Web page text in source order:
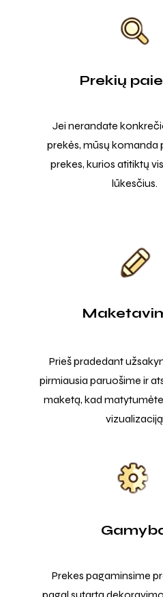
Prekių
Jei nerandate
prekės, mūsų komanda
prekes, kurios atitiktų
lūkesčius.
Prieš pradedant
pirmiausia paruošime ir
maketą, kad
vizualizaciją
Prekes pagaminsime